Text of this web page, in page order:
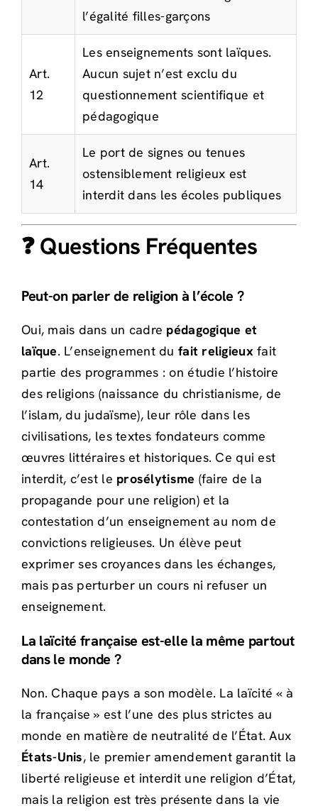
l’égalité filles-garçons
Art.
12
Les enseignements sont laïques.
Aucun sujet n’est exclu du
questionnement scientifique et
pédagogique
Art.
14
Le port de signes ou tenues
ostensiblement religieux est
interdit dans les écoles publiques
❓ Questions Fréquentes
Peut-on parler de religion à l’école ?
Oui, mais dans un cadre pédagogique et
laïque. L’enseignement dufait religieuxfait
partie des programmes : on étudie l’histoire
des religions (naissance du christianisme, de
l’islam, du judaïsme), leur rôle dans les
civilisations, les textes fondateurs comme
œuvres littéraires et historiques. Ce qui est
interdit, c’est le prosélytisme (faire de la
propagande pour une religion) et la
contestation d’un enseignement au nom de
convictions religieuses. Un élève peut
exprimer ses croyances dans les échanges,
mais pas perturber un cours ni refuser un
enseignement.
La laïcité française est-elle la même partout
dans le monde ?
Non. Chaque pays a son modèle. La laïcité « à
la française » est l’une des plus strictes au
monde en matière de neutralité de l’État. Aux
États-Unis, le premier amendement garantit la
liberté religieuse et interdit une religion d’État,
mais la religion est très présente dans la vie